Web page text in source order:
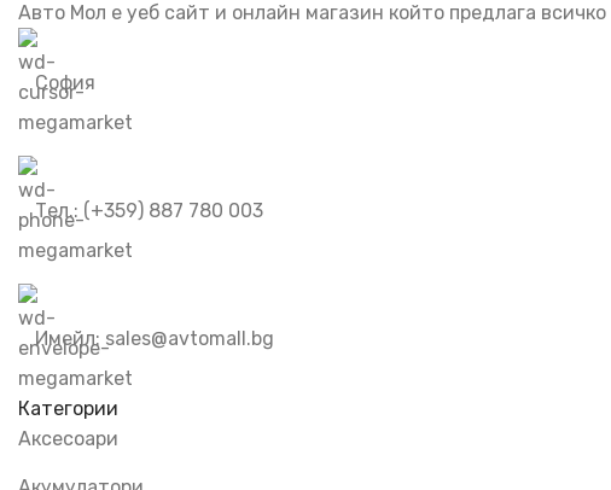
Авто Мол е уеб сайт и онлайн магазин който предлага
София
Тел.: (+359) 887 780 003
Имейл: sales@avtomall.bg
Категории
Аксесоари